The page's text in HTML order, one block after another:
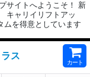
サイトへようこそ！ 新
キャリイリフトアッ
を得意としています
ス
カート